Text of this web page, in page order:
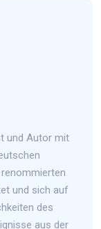
und Autor mit
und sich auf
des
aus der